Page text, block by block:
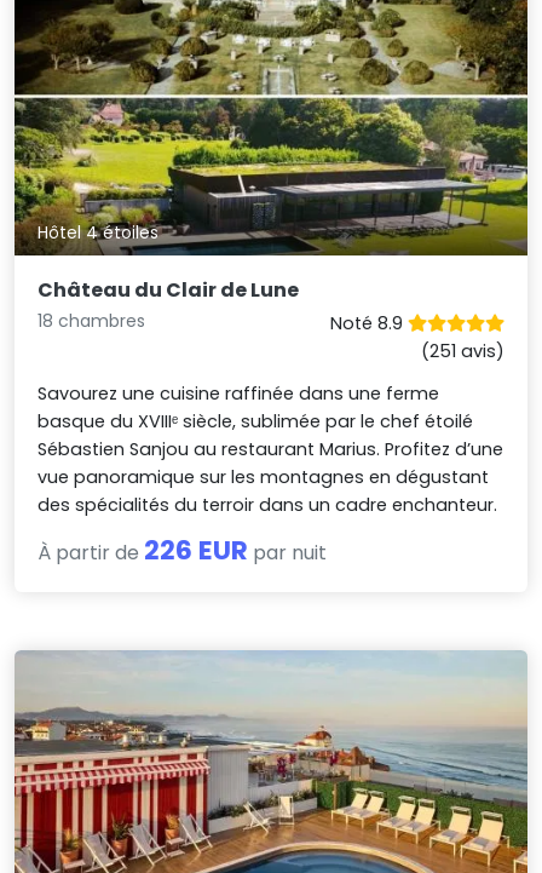
Hôtel 4 étoiles
Château du Clair de Lune
18 chambres
Noté 8.9
(251 avis)
Savourez une cuisine raffinée dans une ferme
basque du XVIIIᵉ siècle, sublimée par le chef étoilé
Sébastien Sanjou au restaurant Marius. Profitez d’une
vue panoramique sur les montagnes en dégustant
des spécialités du terroir dans un cadre enchanteur.
À partir de 226 EUR par nuit